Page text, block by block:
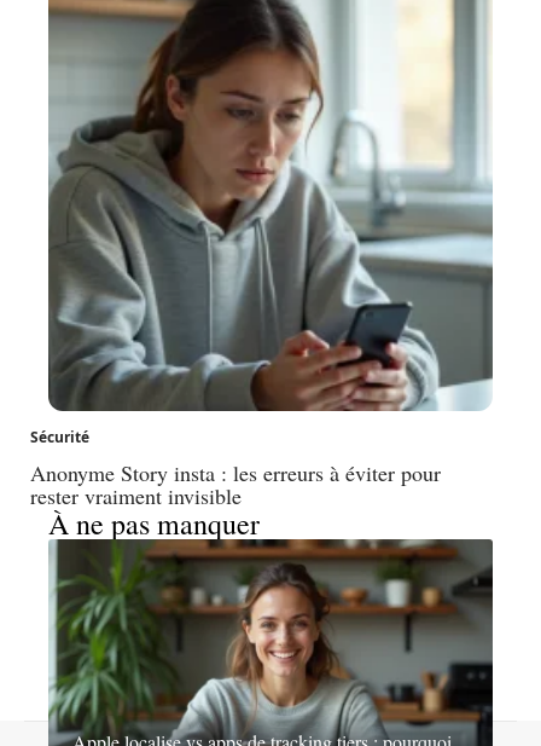
Sécurité
Anonyme Story insta : les erreurs à éviter pour
rester vraiment invisible
À ne pas manquer